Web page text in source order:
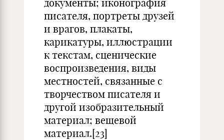
документы; иконография
писателя, портреты друзей
и врагов, плакаты,
карикатуры, иллюстрации
к текстам, сценические
воспроизведения, виды
местностей, связанные с
творчеством писателя и
другой изобразительный
материал; вещевой
материал.[23]